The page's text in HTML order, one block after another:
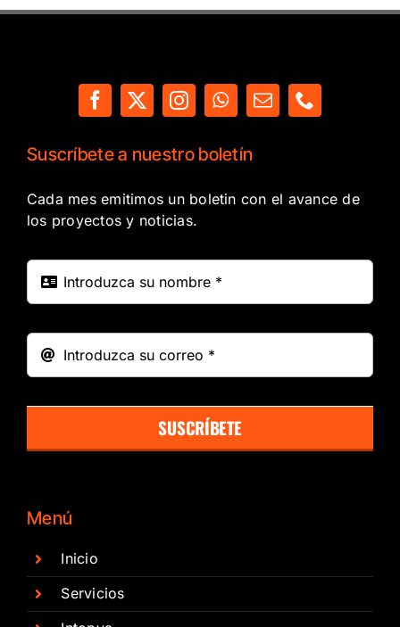
Suscríbete a nuestro boletín
Cada mes emitimos un boletin con el avance de
los proyectos y noticias.
SUSCRÍBETE
Menú
Inicio
Servicios